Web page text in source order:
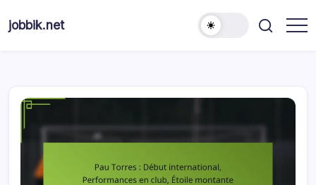
jobbik.net